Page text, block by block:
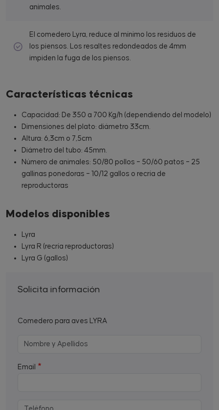
animales.
El comedero Lyra, reduce al mínimo los residuos de
los piensos. Los resaltes redondeados de 4mm
impiden la fuga de los piensos.
Características técnicas
Capacidad: De 350 a 700 Kg/h (dependiendo del modelo)
Dimensiones del plato: diámetro 33cm.
Altura: 6,3cm o 7,5cm
Diámetro del tubo: 45mm.
Número de animales: 50/80 pollos – 50/60 patos – 25
gallinas ponedoras – 10/12 gallos o recría de
reproductoras
Modelos disponibles
Lyra
Lyra R (recría reproductoras)
Lyra G (gallos)
Solicita información
Comedero para aves LYRA
Email